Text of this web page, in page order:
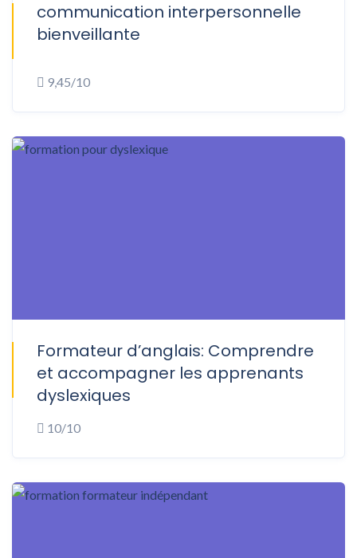
communication interpersonnelle
bienveillante
9,45/10
Formateur d’anglais: Comprendre
et accompagner les apprenants
dyslexiques
10/10